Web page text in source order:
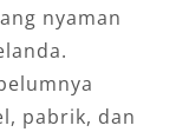
nyaman
pabrik, dan